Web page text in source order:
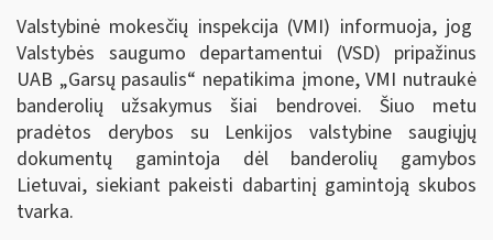
Valstybinė mokesčių inspekcija (VMI) informuoja, jog
Valstybės saugumo departamentui (VSD) pripažinus
UAB „Garsų pasaulis“ nepatikima įmone, VMI nutraukė
banderolių užsakymus šiai bendrovei. Šiuo metu
pradėtos derybos su Lenkijos valstybine saugiųjų
dokumentų gamintoja dėl banderolių gamybos
Lietuvai, siekiant pakeisti dabartinį gamintoją skubos
tvarka.